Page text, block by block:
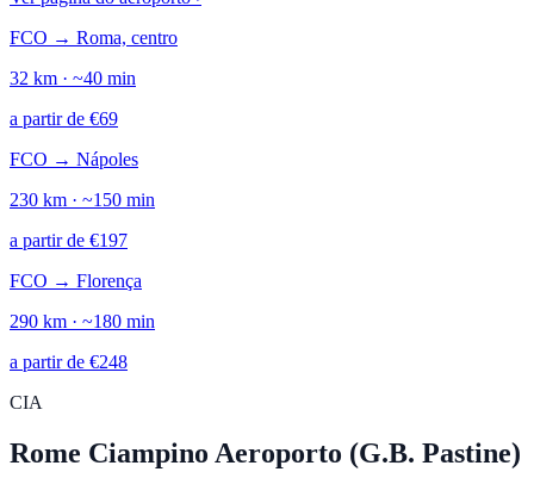
FCO → Roma, centro
32 km · ~40 min
a partir de €69
FCO → Nápoles
230 km · ~150 min
a partir de €197
FCO → Florença
290 km · ~180 min
a partir de €248
CIA
Rome Ciampino Aeroporto (G.B. Pastine)